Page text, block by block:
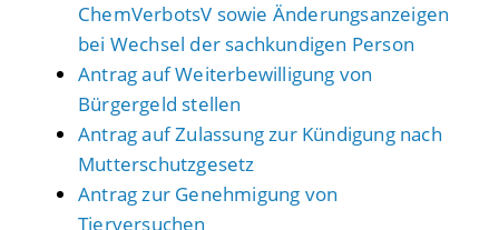
ChemVerbotsV sowie Änderungsanzeigen
bei Wechsel der sachkundigen Person
Antrag auf Weiterbewilligung von
Bürgergeld stellen
Antrag auf Zulassung zur Kündigung nach
Mutterschutzgesetz
Antrag zur Genehmigung von
Tierversuchen